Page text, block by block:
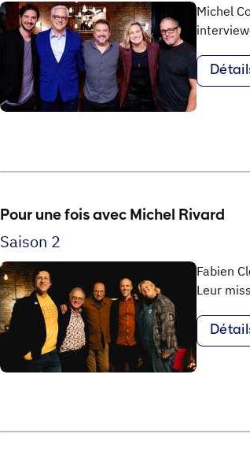
Michel
Pour une fois avec Michel Rivard
Saison 2
Fabien
Leur